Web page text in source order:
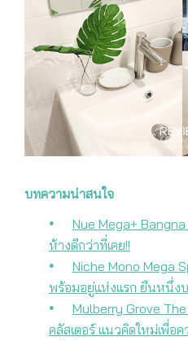
บทความน่าสนใจ
Nue Mega+
ห้างดีกว่าที่เคย!!
Niche Mono Mega
พร้อมอยู่แห่งแรก ยืนหนึ่ง
Mulberry Grove
คลัสเตอร์ แนวคิดใหม่เพื่อ